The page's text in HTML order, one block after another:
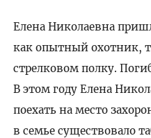
Елена Николаевна
как опытный охотник,
стрелковом полку.
В этом году Елена
поехать на место
в семье существовало